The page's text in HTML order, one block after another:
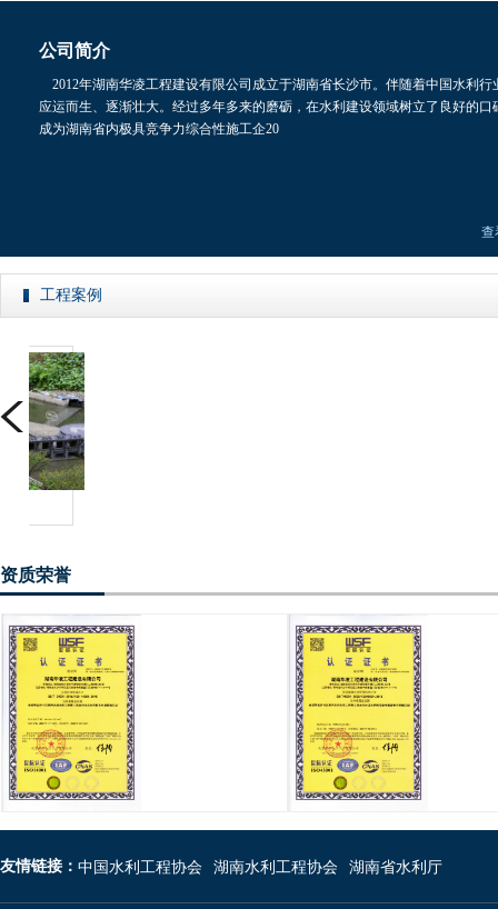
公司简介
2012年湖南华凌工程建设有限公司成立于湖南省长沙市。伴随着中国水利行
应运而生、逐渐壮大。经过多年多来的磨砺，在水利建设领域树立了良好的口
成为湖南省内极具竞争力综合性施工企20
查
工程案例
资质荣誉
友情链接： 中国水利工程协会 湖南水利工程协会 湖南省水利厅